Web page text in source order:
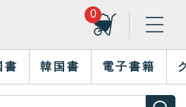
0
書 韓国書 電子書籍